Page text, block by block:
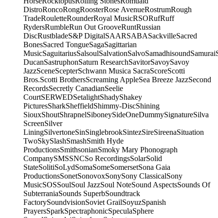
DistroRoncoRongRoosterRose AvenueRostrumRough
TradeRouletteRounderRoyal MusicRSORufRuff
RydersRumbleRun Out GrooveRuntRussian
DiscRustbladeS&P DigitalSAARSABASackvilleSacred
BonesSacred TongueSagaSagittarian
MusicSaguitariusSalsoulSalvationSalvoSamadhisoundSamurai
DucanSastruphonSaturn ResearchSavitorSavoySavoy
JazzSceneScepterSchwann Musica SacraScoreScotti
Bros.Scotti BrothersScreaming AppleSea Breeze JazzSecond
RecordsSecretly CanadianSeelie
CourtSERWEDSetalightShadyShakey
PicturesSharkSheffieldShimmy-DiscShining
SiouxShoutShrapnelSiboneySideOneDummySignatureSilva
ScreenSilver
LiningSilvertoneSinSinglebrookSintezSireSireenaSituation
TwoSkySlashSmashSmith Hyde
ProductionsSmithsonianSmoky Mary Phonograph
CompanySMSSNCSo RecordingsSolarSolid
StateSolitiSoLydSomaSomeSomersetSona Gaia
ProductionsSonetSonovoxSonySony ClassicalSony
MusicSOSSoulSoul JazzSoul NoteSound AspectsSounds Of
SubterraniaSounds SuperbSoundtrack
FactorySoundvisionSoviet GrailSoyuzSpanish
PrayersSparkSpectraphonicSpeculaSphere